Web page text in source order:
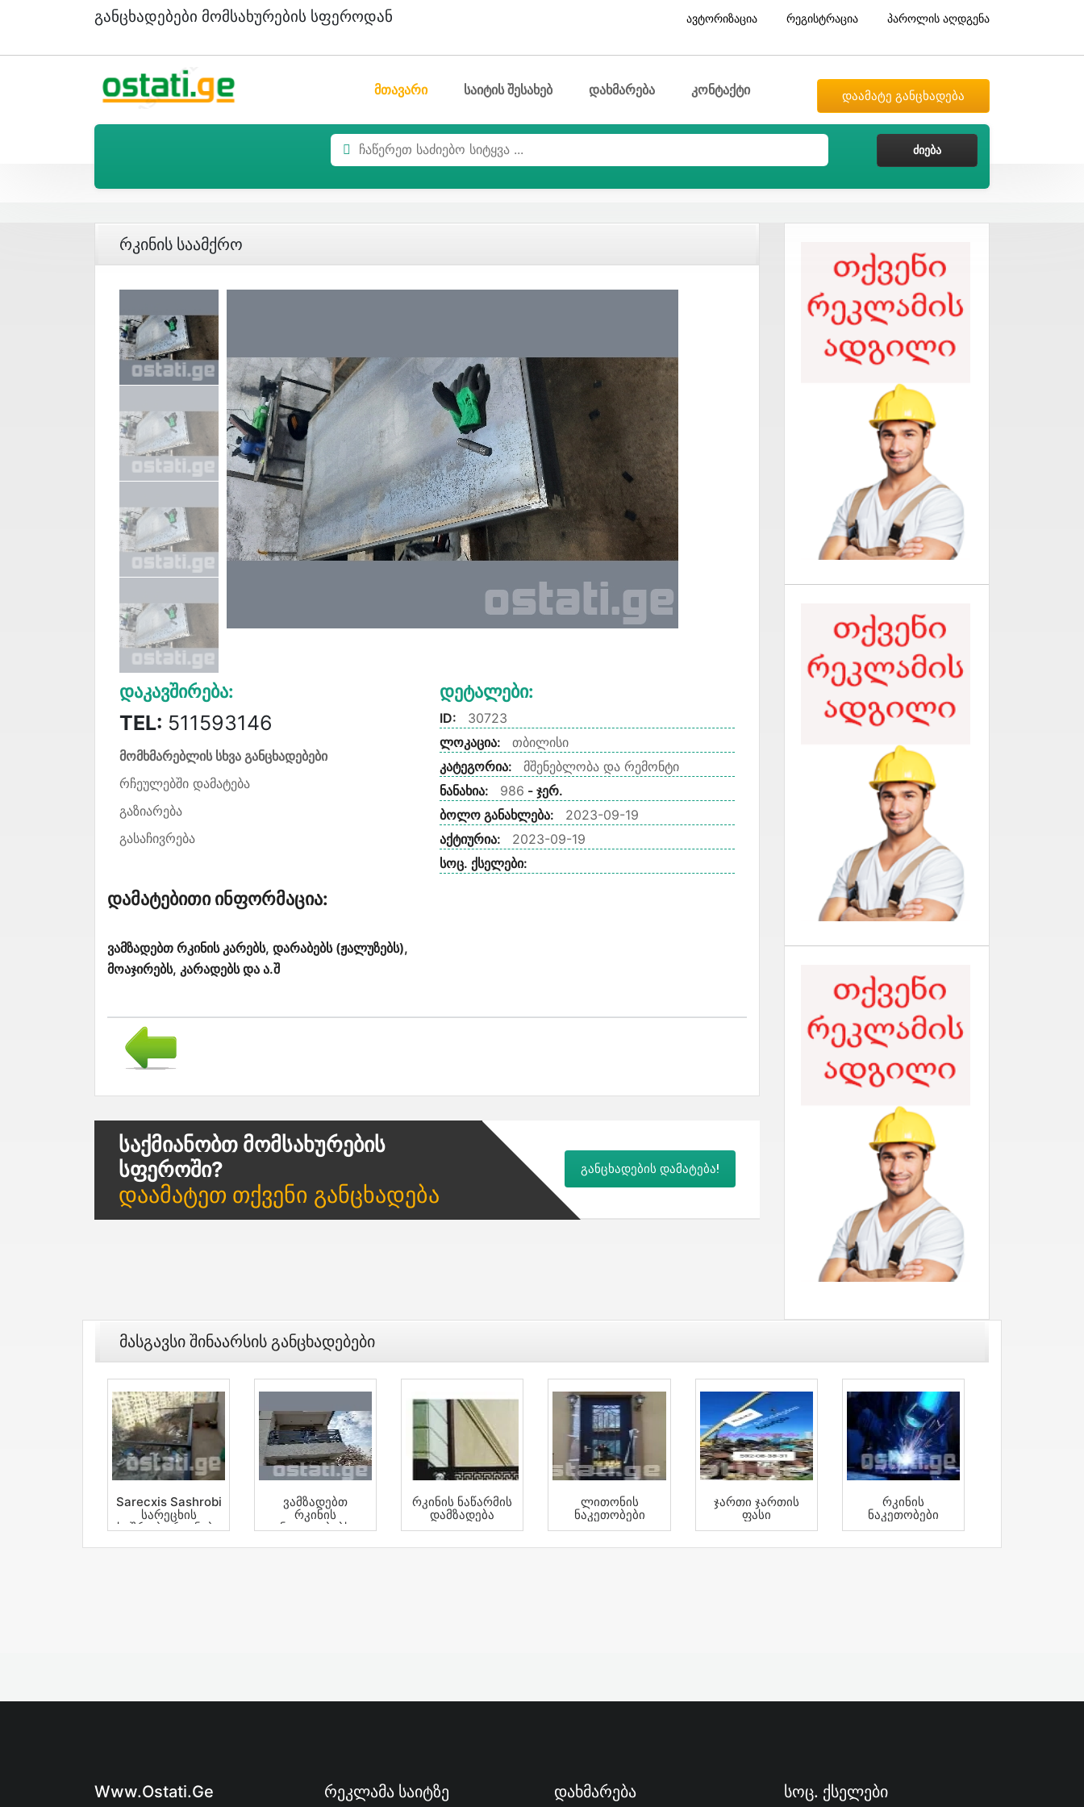
Განცხადებები Მომსახურების Სფეროდან ავტორიზაცია რეგისტრაცია პაროლის აღდგენა
მთავარი საიტის შესახებ დახმარება კონტაქტი დაამატე განცხადება
Რკინის Საამქრო
Დაკავშირება:
TEL: 511593146
მომხმარებლის სხვა განცხადებები
რჩეულებში დამატება
გაზიარება
გასაჩივრება
Დეტალები:
ID:
30723
ლოკაცია:
თბილისი
კატეგორია:
მშენებლობა და რემონტი
ნანახია:
986 - ჯერ.
ბოლო განახლება:
2023-09-19
აქტიურია:
2023-09-19
სოც. ქსელები:
Დამატებითი Ინფორმაცია:
ვამზადებთ რკინის კარებს, დარაბებს (ჟალუზებს),
მოაჯირებს, კარადებს და ა.შ
Საქმიანობთ Მომსახურების
Სფეროში?
Დაამატეთ Თქვენი Განცხადება
განცხადების დამატება!
Მასგავსი Შინაარსის Განცხადებები
Sarecxis Sashrobi
Სარეცხის
Საშრობი Რკინები
Ვამზადებთ
Რკინის
Ნაკეთობებს
Რკინის Ნაწარმის
Დამზადება
Ლითონის
Ნაკეთობები
Ჯართი Ჯართის
Ფასი
Რკინის
Ნაკეთობები
Www.ostati.ge Რეკლამა Საიტზე Დახმარება Სოც. Ქსელები